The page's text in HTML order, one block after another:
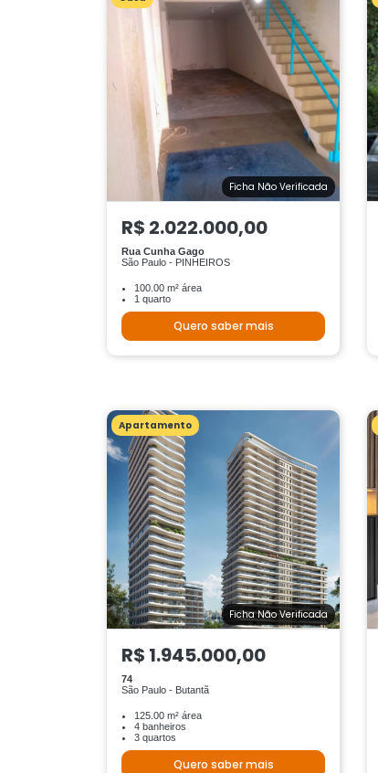
Ficha Não Verificada
R$ 2.022.000,00
Rua Cunha Gago
São Paulo - PINHEIROS
100.00 m² área
1 quarto
Quero saber mais
Apartamento
Ficha Não Verificada
R$ 1.945.000,00
74
São Paulo - Butantã
125.00 m² área
4 banheiros
3 quartos
Quero saber mais